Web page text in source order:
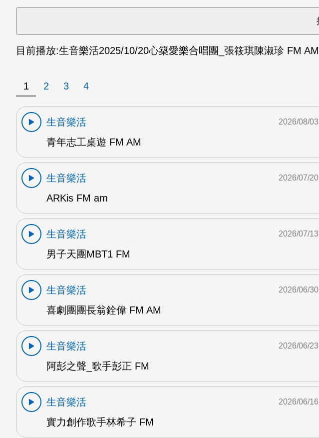
目前播放:生音樂活2025/10/20心築愛樂合唱團_張筱琪陳淑珍 FM AM
1 2 3 4
生音樂活
青年志工桌遊 FM AM
2026/08/03
生音樂活
ARKis FM am
2026/07/20
生音樂活
男子天團MBT1 FM
2026/07/13
生音樂活
喜劇團團長翁銓偉 FM AM
2026/06/30
生音樂活
阿彭之聲_歌手彭正 FM
2026/06/23
生音樂活
實力創作歌手林希子 FM
2026/06/16